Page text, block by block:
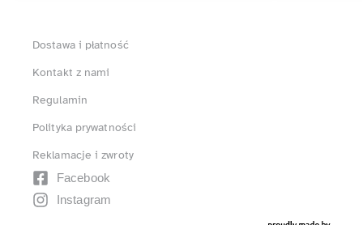
Dostawa i płatność
Kontakt z nami
Regulamin
Polityka prywatności
Reklamacje i zwroty
Facebook
Instagram